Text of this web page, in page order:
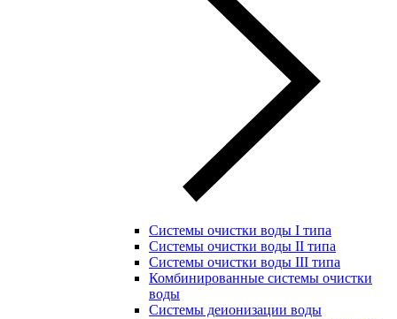
Системы очистки воды I типа
Системы очистки воды II типа
Системы очистки воды III типа
Комбинированные системы очистки
воды
Системы деионизации воды